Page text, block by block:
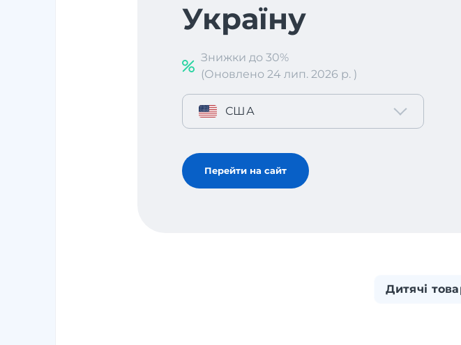
Україну
Знижки до 30%
(Оновлено 24 лип. 2026 р. )
США
Перейти на сайт
Дитячі